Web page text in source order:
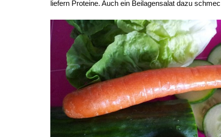
liefern Proteine. Auch ein Beilagensalat dazu